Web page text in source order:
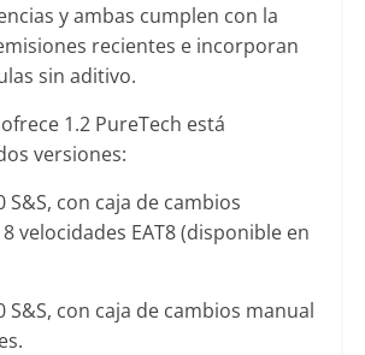
y ambas cumplen con la
recientes e incorporan
sin aditivo.
1.2 PureTech está
versiones:
S&S, con caja de cambios
velocidades EAT8 (disponible en
S&S, con caja de cambios manual